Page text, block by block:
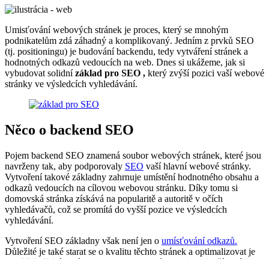
Umisťování webových stránek je proces, který se mnohým
podnikatelům zdá záhadný a komplikovaný. Jedním z prvků SEO
(tj. positioningu) je budování backendu, tedy vytváření stránek a
hodnotných odkazů vedoucích na web. Dnes si ukážeme, jak si
vybudovat solidnízáklad pro SEO , který zvýší pozici vaší webové
stránky ve výsledcích vyhledávání.
Něco o backend SEO
Pojem backend SEO znamená soubor webových stránek, které jsou
navrženy tak, aby podporovaly SEO vaší hlavní webové stránky.
Vytvoření takové základny zahrnuje umístění hodnotného obsahu a
odkazů vedoucích na cílovou webovou stránku. Díky tomu si
domovská stránka získává na popularitě a autoritě v očích
vyhledávačů, což se promítá do vyšší pozice ve výsledcích
vyhledávání.
Vytvoření SEO základny však není jen o umísťování odkazů.
Důležité je také starat se o kvalitu těchto stránek a optimalizovat je